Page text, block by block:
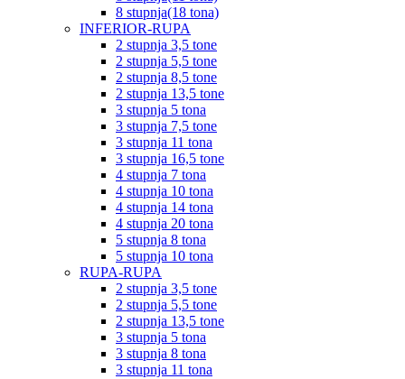
8 stupnja(18 tona)
INFERIOR-RUPA
2 stupnja 3,5 tone
2 stupnja 5,5 tone
2 stupnja 8,5 tone
2 stupnja 13,5 tone
3 stupnja 5 tona
3 stupnja 7,5 tone
3 stupnja 11 tona
3 stupnja 16,5 tone
4 stupnja 7 tona
4 stupnja 10 tona
4 stupnja 14 tona
4 stupnja 20 tona
5 stupnja 8 tona
5 stupnja 10 tona
RUPA-RUPA
2 stupnja 3,5 tone
2 stupnja 5,5 tone
2 stupnja 13,5 tone
3 stupnja 5 tona
3 stupnja 8 tona
3 stupnja 11 tona